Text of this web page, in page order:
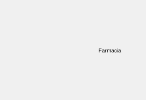
Farmacia